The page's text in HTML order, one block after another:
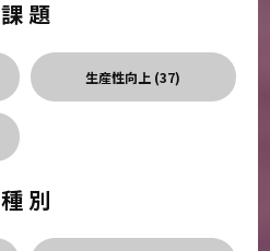
課 題
生産性向上 (37)
種 別